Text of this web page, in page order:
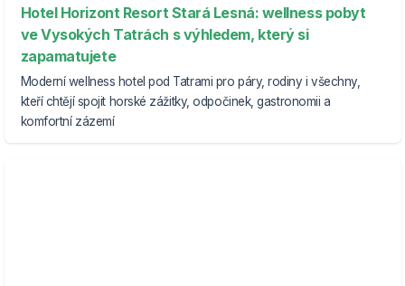
Hotel Horizont Resort Stará Lesná: wellness pobyt
ve Vysokých Tatrách s výhledem, který si
zapamatujete
Moderní wellness hotel pod Tatrami pro páry, rodiny i všechny,
kteří chtějí spojit horské zážitky, odpočinek, gastronomii a
komfortní zázemí